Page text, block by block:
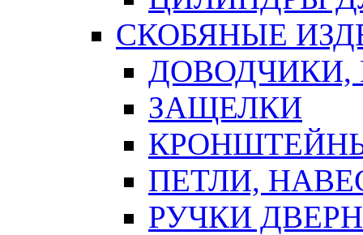
СКОБЯНЫЕ
ЗАЩЕЛКИ
ПЕТЛИ,
РУЧКИ